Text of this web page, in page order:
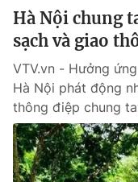
Góc doanh nghiệp
Truyền hình
Phim VTV
Hậu trường
Nhân vật
Khán giả
Giải trí
Điện ảnh
Âm nhạc
Sao
Đời sống
Du lịch
Làm đẹp
Giáo dục
Hà Nội chung
sạch và giao
VTV.vn - Hưởng
Hà Nội phát động
thông điệp chung